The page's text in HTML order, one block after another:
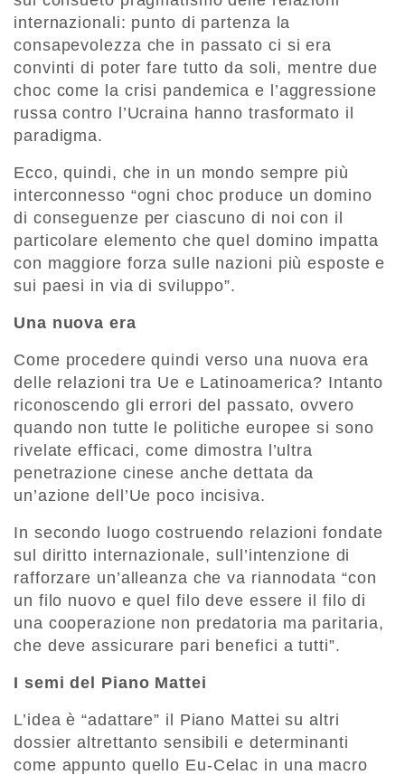
internazionali: punto di partenza la
consapevolezza che in passato ci si era
convinti di poter fare tutto da soli, mentre due
choc come la crisi pandemica e l’aggressione
russa contro l’Ucraina hanno trasformato il
paradigma.
Ecco, quindi, che in un mondo sempre più
interconnesso “ogni choc produce un domino
di conseguenze per ciascuno di noi con il
particolare elemento che quel domino impatta
con maggiore forza sulle nazioni più esposte e
sui paesi in via di sviluppo”.
Una nuova era
Come procedere quindi verso una nuova era
delle relazioni tra Ue e Latinoamerica? Intanto
riconoscendo gli errori del passato, ovvero
quando non tutte le politiche europee si sono
rivelate efficaci, come dimostra l’ultra
penetrazione cinese anche dettata da
un’azione dell’Ue poco incisiva.
In secondo luogo costruendo relazioni fondate
sul diritto internazionale, sull’intenzione di
rafforzare un’alleanza che va riannodata “con
un filo nuovo e quel filo deve essere il filo di
una cooperazione non predatoria ma paritaria,
che deve assicurare pari benefici a tutti”.
I semi del Piano Mattei
L’idea è “adattare” il Piano Mattei su altri
dossier altrettanto sensibili e determinanti
come appunto quello Eu-Celac in una macro